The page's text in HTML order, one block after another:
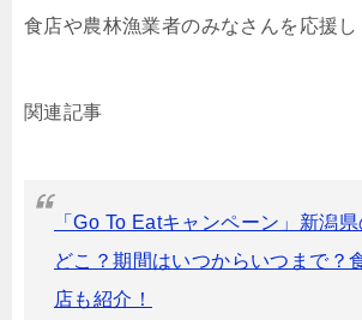
食店や農林漁業者のみなさんを応援し
関連記事
「Go To Eatキャンペーン」新潟
どこ？期間はいつからいつまで？
店も紹介！